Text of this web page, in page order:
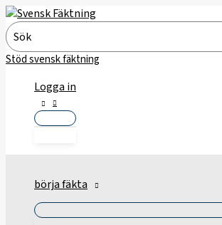
Hoppa
till
innehåll
Search
for:
Stöd svensk fäktning
Logga in
börja fäkta